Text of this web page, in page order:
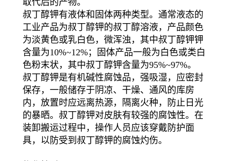
取代后的产物。
叔丁醇钾有液体和固体两种类型。通常液态的
工业产品为叔丁醇钾的叔丁醇溶液，产品颜色
为淡黄色或乳白色，微浑浊，其中叔丁醇钾钾
含量为10%~12%；固体产品一般为白色或类白
色粉末状，其中叔丁醇钾含量为95%~97%。
叔丁醇钾是有机碱性腐蚀品，强吸湿，应密封
保存，一般储存于阴凉、干燥、通风的库房
内，放置时应远离热源，隔离火种，防止日光
的暴晒。叔丁醇钾对皮肤有较强的腐蚀性。在
装卸搬运过程中，操作人员应该穿戴防护面
具，以防受到叔丁醇钾的腐蚀灼伤。